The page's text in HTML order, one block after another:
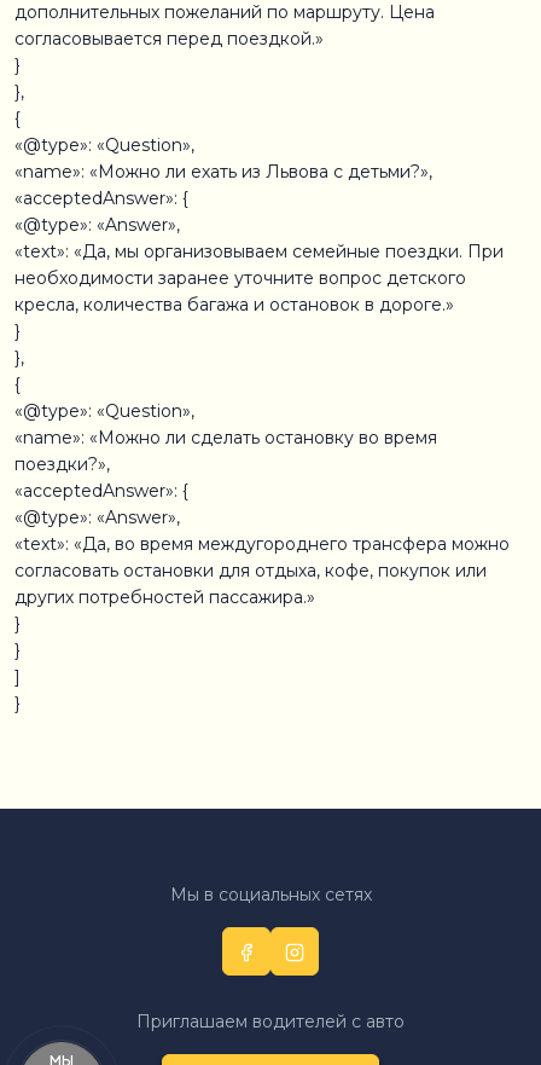
дополнительных пожеланий по маршруту. Цена
согласовывается перед поездкой.»
}
},
{
«@type»: «Question»,
«name»: «Можно ли ехать из Львова с детьми?»,
«acceptedAnswer»: {
«@type»: «Answer»,
«text»: «Да, мы организовываем семейные поездки. При
необходимости заранее уточните вопрос детского
кресла, количества багажа и остановок в дороге.»
}
},
{
«@type»: «Question»,
«name»: «Можно ли сделать остановку во время
поездки?»,
«acceptedAnswer»: {
«@type»: «Answer»,
«text»: «Да, во время междугороднего трансфера можно
согласовать остановки для отдыха, кофе, покупок или
других потребностей пассажира.»
}
}
]
}
Мы в социальных сетях
Приглашаем водителей с авто